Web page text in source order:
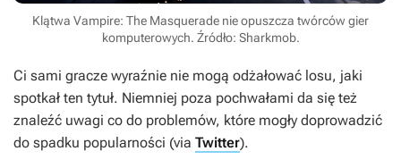
Klątwa Vampire: The Masquerade nie opuszcza twórców gier
komputerowych. Źródło: Sharkmob.
Ci sami gracze wyraźnie nie mogą odżałować losu, jaki
spotkał ten tytuł. Niemniej poza pochwałami da się też
znaleźć uwagi co do problemów, które mogły doprowadzić
do spadku popularności (via Twitter).